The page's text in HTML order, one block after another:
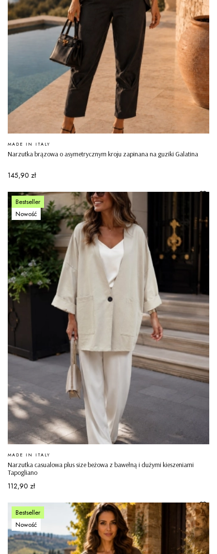
Narzutka brązowa o asymetrycznym kroju zapinana na guziki Galatina
PRODUCENT
MADE IN ITALY
Cena
145,90 zł
Bestseller
Nowość
Narzutka casualowa plus size beżowa z bawełną i dużymi kieszeniami
Tapogliano
PRODUCENT
MADE IN ITALY
Cena
112,90 zł
Bestseller
Nowość